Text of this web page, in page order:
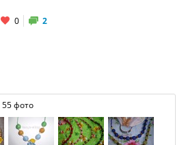
0 2
55 фото